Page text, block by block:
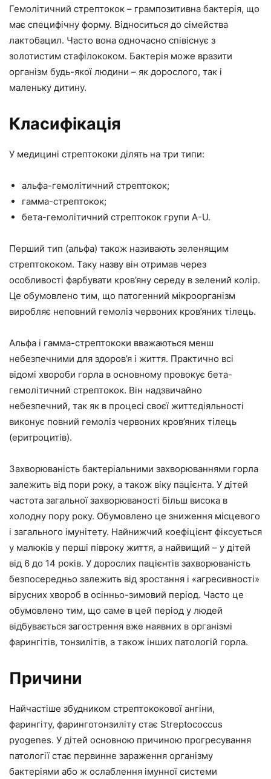
Гемолітичний стрептокок – грампозитивна бактерія, що
має специфічну форму. Відноситься до сімейства
лактобацил. Часто вона одночасно співіснує з
золотистим стафілококом. Бактерія може вразити
організм будь-якої людини – як дорослого, так і
маленьку дитину.
Класифікація
У медицині стрептококи ділять на три типи:
альфа-гемолітичний стрептокок;
гамма-стрептокок;
бета-гемолітичний стрептокок групи А-U.
Перший тип (альфа) також називають зеленящим
стрептококом. Таку назву він отримав через
особливості фарбувати кров’яну середу в зелений колір.
Це обумовлено тим, що патогенний мікроорганізм
виробляє неповний гемоліз червоних кров’яних тілець.
Альфа і гамма-стрептококи вважаються менш
небезпечними для здоров’я і життя. Практично всі
відомі хвороби горла в основному провокує бета-
гемолітичний стрептокок. Він надзвичайно
небезпечний, так як в процесі своєї життєдіяльності
виконує повний гемоліз червоних кров’яних тілець
(еритроцитів).
Захворюваність бактеріальними захворюваннями горла
залежить від пори року, а також віку пацієнта. У дітей
частота загальної захворюваності більш висока в
холодну пору року. Обумовлено це зниження місцевого
і загального імунітету. Найнижчий коефіцієнт фіксується
у малюків у перші півроку життя, а найвищий – у дітей
від 6 до 14 років. У дорослих пацієнтів захворюваність
безпосередньо залежить від зростання і «агресивності»
вірусних хвороб в осінньо-зимовий період. Часто це
обумовлено тим, що саме в цей період у людей
відбувається загострення вже наявних в організмі
фарингітів, тонзилітів, а також інших патологій горла.
Причини
Найчастіше збудником стрептококової ангіни,
фарингіту, фаринготонзиліту стає Streptococcus
pyogenes. У дітей основною причиною прогресування
патології стає первинне зараження організму
бактеріями або ж ослаблення імунної системи